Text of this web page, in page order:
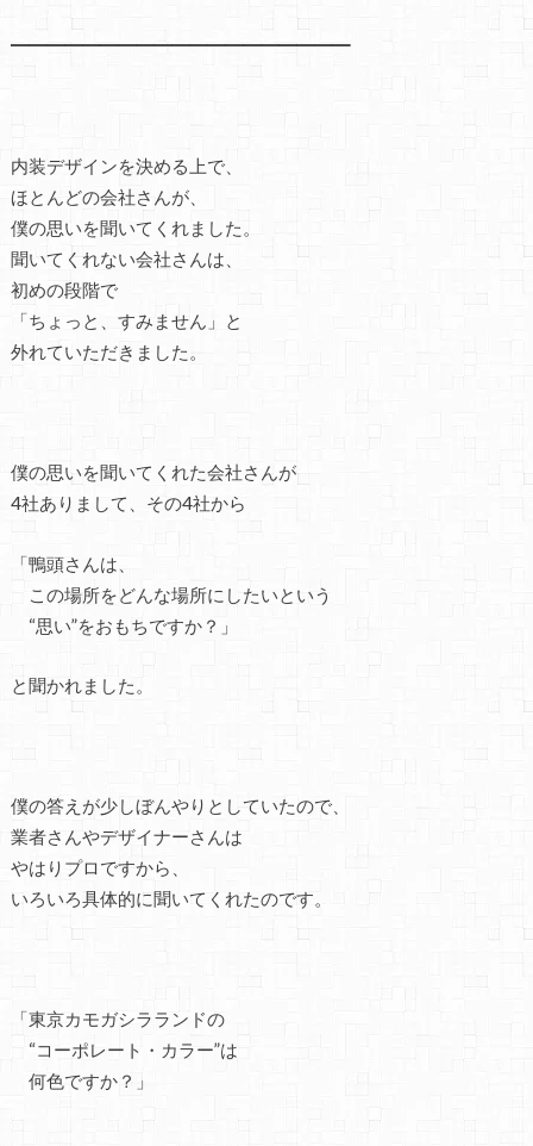
━━━━━━━━━━━━━━━━━━━
内装デザインを決める上で、
ほとんどの会社さんが、
僕の思いを聞いてくれました。
聞いてくれない会社さんは、
初めの段階で
「ちょっと、すみません」と
外れていただきました。
僕の思いを聞いてくれた会社さんが
4社ありまして、その4社から
「鴨頭さんは、
この場所をどんな場所にしたいという
“思い”をおもちですか？」
と聞かれました。
僕の答えが少しぼんやりとしていたので、
業者さんやデザイナーさんは
やはりプロですから、
いろいろ具体的に聞いてくれたのです。
「東京カモガシラランドの
“コーポレート・カラー”は
何色ですか？」